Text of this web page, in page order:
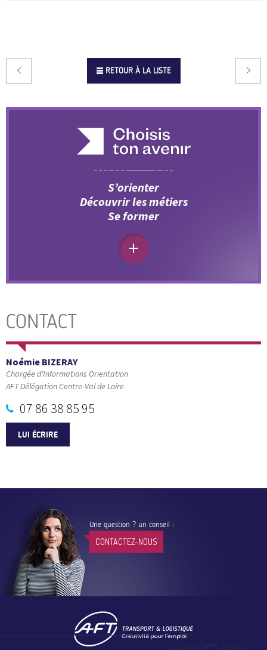
RETOUR À LA LISTE
S’orienter
Découvrir les métiers
Se former
CONTACT
Noémie BIZERAY
Chargée d'Informations Orientation
AFT Délégation Centre-Val de Loire
07 86 38 85 95
LUI ÉCRIRE
Une question ? un conseil :
CONTACTEZ-NOUS